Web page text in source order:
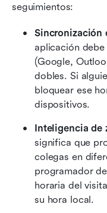
seguimientos:
Sincronización
aplicación
(Google,
dobles. Si
bloquear ese
dispositivos.
Inteligencia de
significa que
colegas en
programador
horaria del
su hora local.